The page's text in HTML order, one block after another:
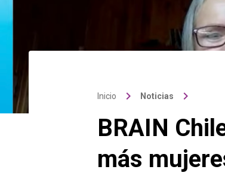
Inicio keyboard_arrow_right Noticias keyboard_arrow_right
BRAIN
más